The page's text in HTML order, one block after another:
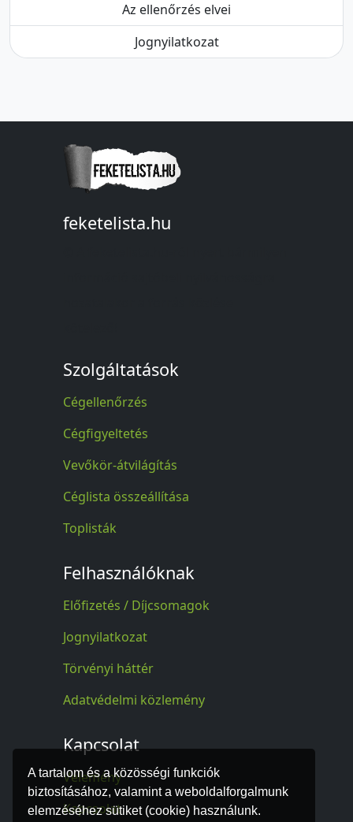
A tartalom és a közösségi funkciók
biztosításához, valamint a weboldalforgalmunk
elemzéséhez sütiket (cookie) használunk.
Az ellenőrzés elvei
Jognyilatkozat
feketelista.hu
Szolgáltatások
Cégellenőrzés
Cégfigyeltetés
Vevőkör-átvilágítás
Céglista összeállítása
Toplisták
Felhasználóknak
Előfizetés / Díjcsomagok
Jognyilatkozat
Törvényi háttér
Adatvédelmi közlemény
Kapcsolat
Vélemény
Kapcsolat